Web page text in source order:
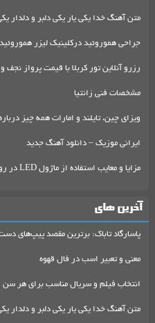
متن آهنگ خدا یکی یار یکی دلبر و دلدار
جراحی هموروئید درکلینیک لیزر
رزرو آنلاین تور کربلا با قیمت پرواز نجف
مشخصات فنی زانتیا
ویزای چین، تایلند و امارات همه چیز
ایرانی موزیک – دانلود آهنگ جدید
مزایا و معایب استفاده از ماژول LED در روشنایی خانگ
آخرین های
پاسارگاد تاباک: برترین مقصد پیپ‌های
معنی و تعبیر اسب در فال قهوه
انتخاب فیلم و سریال مناسب برای هر سن
متن آهنگ خدا یکی یار یکی دلبر و دلدار